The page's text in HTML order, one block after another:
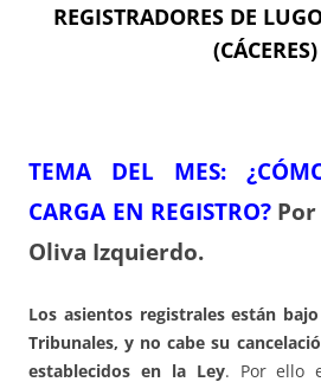
REGISTRADORES DE
(CÁCERES)
TEMA DEL MES:
CARGA EN REGISTRO?
Oliva Izquierdo.
Los asientos registrales están
Tribunales, y no cabe su
establecidos en la Ley. Por ello